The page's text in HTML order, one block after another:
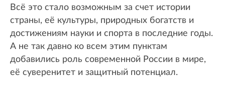
Всё это стало возможным за счет истории
страны, её культуры, природных богатств и
достижениям науки и спорта в последние годы.
А не так давно ко всем этим пунктам
добавились роль современной России в мире,
её суверенитет и защитный потенциал.